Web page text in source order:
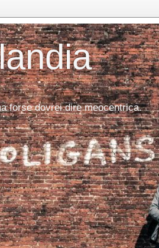
forse dovrei dire meocentrica.